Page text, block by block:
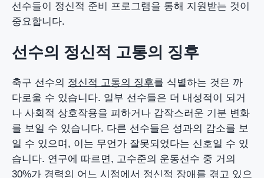
선수들이 정신적 준비 프로그램을 통해 지원받는 것이
중요합니다.
선수의 정신적 고통의 징후
축구 선수의 정신적 고통의 징후를 식별하는 것은 까
다로울 수 있습니다. 일부 선수들은 더 내성적이 되거
나 사회적 상호작용을 피하거나 갑작스러운 기분 변화
를 보일 수 있습니다. 다른 선수들은 성과의 감소를 보
일 수 있으며, 이는 무언가 잘못되었다는 신호일 수 있
습니다. 연구에 따르면, 고수준의 운동선수 중 거의
30%가 경력의 어느 시점에서 정신적 장애를 겪고 있으